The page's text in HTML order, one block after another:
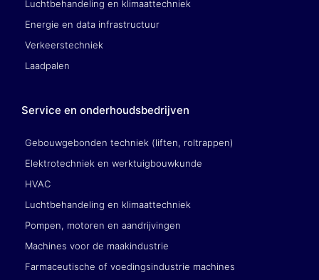
Luchtbehandeling en klimaattechniek
Energie en data infrastructuur
Verkeerstechniek
Laadpalen
Service en onderhoudsbedrijven
Gebouwgebonden techniek (liften, roltrappen)
Elektrotechniek en werktuigbouwkunde
HVAC
Luchtbehandeling en klimaattechniek
Pompen, motoren en aandrijvingen
Machines voor de maakindustrie
Farmaceutische of voedingsindustrie machines